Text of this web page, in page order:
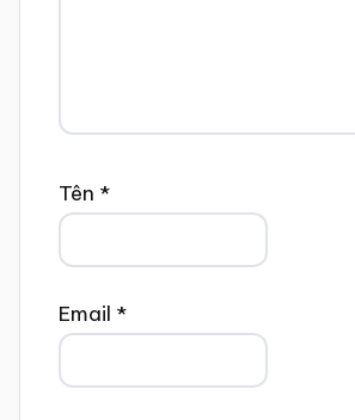
Tên *
Email *